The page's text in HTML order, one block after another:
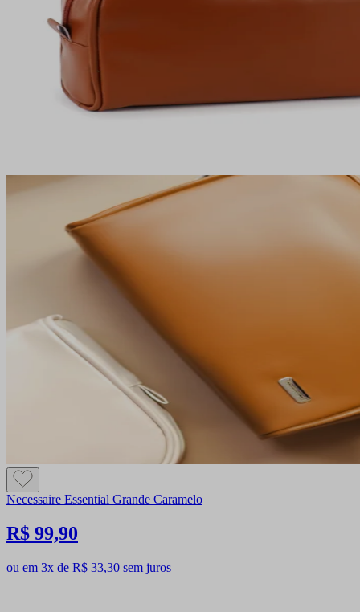
Necessaire Essential Grande Caramelo
R$ 99,90
ou em 3x de R$ 33,30 sem juros